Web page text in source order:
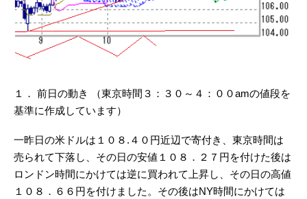
１． 前日の動き （東京時間３：３０～４：００amの値段を
基準に作成しています）
一昨日の米ドルは１０８.４０円近辺で寄付き、東京時間は
売られて下落し、その日の安値１０８．２７円を付けた後は
ロンドン時間にかけては逆に買われて上昇し、その日の高値
１０８．６６円を付けました。その後はNY時間にかけては